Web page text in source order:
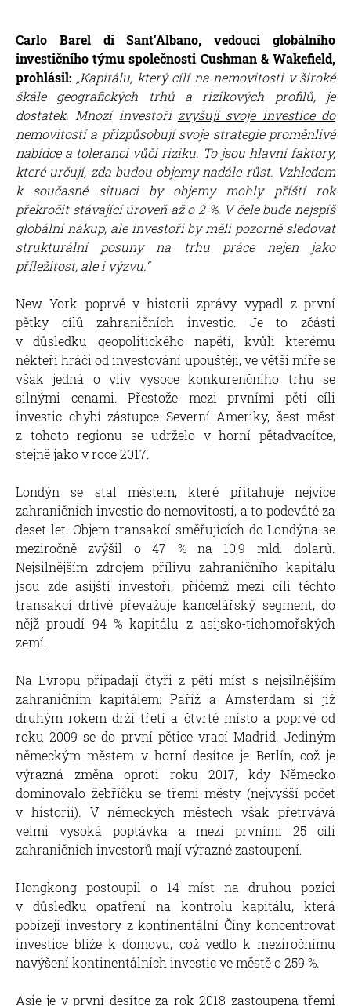
Carlo Barel di Sant’Albano, vedoucí globálního
investičního týmu společnosti Cushman & Wakefield,
prohlásil: „Kapitálu, který cílí na nemovitosti v široké
škále geografických trhů a rizikových profilů, je
dostatek. Mnozí investoři zvyšují svoje investice do
nemovitostía přizpůsobují svoje strategie proměnlivé
nabídce a toleranci vůči riziku. To jsou hlavní faktory,
které určují, zda budou objemy nadále růst. Vzhledem
k současné situaci by objemy mohly příští rok
překročit stávající úroveň až o 2 %. V čele bude nejspíš
globální nákup, ale investoři by měli pozorně sledovat
strukturální posuny na trhu práce nejen jako
příležitost, ale i výzvu.“
New York poprvé v historii zprávy vypadl z první
pětky cílů zahraničních investic. Je to zčásti
v důsledku geopolitického napětí, kvůli kterému
někteří hráči od investování upouštějí, ve větší míře se
však jedná o vliv vysoce konkurenčního trhu se
silnými cenami. Přestože mezi prvními pěti cíli
investic chybí zástupce Severní Ameriky, šest měst
z tohoto regionu se udrželo v horní pětadvacítce,
stejně jako v roce 2017.
Londýn se stal městem, které přitahuje nejvíce
zahraničních investic do nemovitostí, a to podeváté za
deset let. Objem transakcí směřujících do Londýna se
meziročně zvýšil o 47 % na 10,9 mld. dolarů.
Nejsilnějším zdrojem přílivu zahraničního kapitálu
jsou zde asijští investoři, přičemž mezi cíli těchto
transakcí drtivě převažuje kancelářský segment, do
nějž proudí 94 % kapitálu z asijsko-tichomořských
zemí.
Na Evropu připadají čtyři z pěti míst s nejsilnějším
zahraničním kapitálem: Paříž a Amsterdam si již
druhým rokem drží třetí a čtvrté místo a poprvé od
roku 2009 se do první pětice vrací Madrid. Jediným
německým městem v horní desítce je Berlín, což je
výrazná změna oproti roku 2017, kdy Německo
dominovalo žebříčku se třemi městy (nejvyšší počet
v historii). V německých městech však přetrvává
velmi vysoká poptávka a mezi prvními 25 cíli
zahraničních investorů mají výrazné zastoupení.
Hongkong postoupil o 14 míst na druhou pozici
v důsledku opatření na kontrolu kapitálu, která
pobízejí investory z kontinentální Číny koncentrovat
investice blíže k domovu, což vedlo k meziročnímu
navýšení kontinentálních investic ve městě o 259 %.
Asie je v první desítce za rok 2018 zastoupena třemi